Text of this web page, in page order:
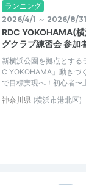
ランニング
2026/4/1 ～ 2026/8/31
RDC YOKOHAMA(
グクラブ練習会 参加
新横浜公園を拠点とする
C YOKOHAMA」動きづ
で目標実現へ！初心者〜
神奈川県 (横浜市港北区)